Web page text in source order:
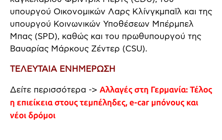
υπουργού Οικονομικών Λαρς Κλίνγκμπαϊλ και της
υπουργού Κοινωνικών Υποθέσεων Μπέρμπελ
Μπας (SPD), καθώς και του πρωθυπουργού της
Βαυαρίας Μάρκους Ζέντερ (CSU).
ΤΕΛΕΥΤΑΙΑ ΕΝΗΜΕΡΩΣΗ
Δείτε περισσότερα -> Αλλαγές στη Γερμανία: Τέλος
η επιείκεια στους τεμπέληδες, e-car μπόνους και
νέοι δρόμοι